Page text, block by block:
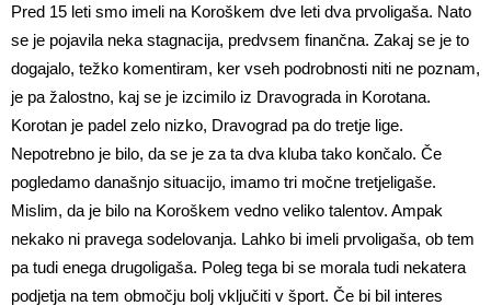
Pred 15 leti smo imeli na Koroškem dve leti dva prvoligaša. Nato
se je pojavila neka stagnacija, predvsem finančna. Zakaj se je to
dogajalo, težko komentiram, ker vseh podrobnosti niti ne poznam,
je pa žalostno, kaj se je izcimilo iz Dravograda in Korotana.
Korotan je padel zelo nizko, Dravograd pa do tretje lige.
Nepotrebno je bilo, da se je za ta dva kluba tako končalo. Če
pogledamo današnjo situacijo, imamo tri močne tretjeligaše.
Mislim, da je bilo na Koroškem vedno veliko talentov. Ampak
nekako ni pravega sodelovanja. Lahko bi imeli prvoligaša, ob tem
pa tudi enega drugoligaša. Poleg tega bi se morala tudi nekatera
podjetja na tem območju bolj vključiti v šport. Če bi bil interes